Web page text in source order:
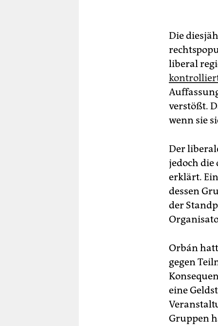
Die
liberal
verstößt.
wenn sie
Der
jedoch die
erklärt.
dessen
der
Orbán
gegen
eine
Gruppen